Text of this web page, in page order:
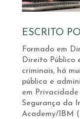
ESCRITO
Formado em
Direito Público
criminais, há
pública e
em
Segurança da
Academy/IBM